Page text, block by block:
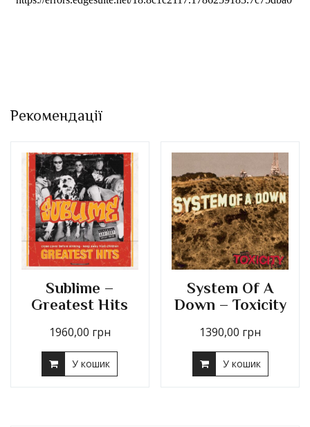
Рекомендації
Sublime –
Greatest Hits
1960,00 грн
У кошик
System Of A
Down – Toxicity
1390,00 грн
У кошик